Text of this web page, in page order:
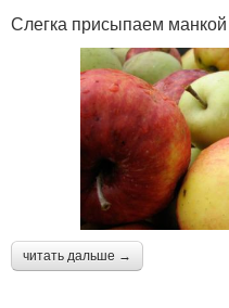
Слегка присыпаем манкой
читать дальше →